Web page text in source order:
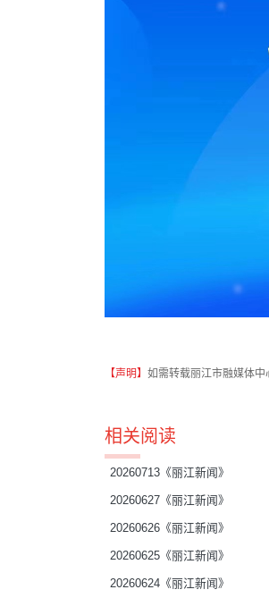
【声明】 如需转载丽江市融媒体
相关阅读
20260713《丽江新闻》
20260627《丽江新闻》
20260626《丽江新闻》
20260625《丽江新闻》
20260624《丽江新闻》